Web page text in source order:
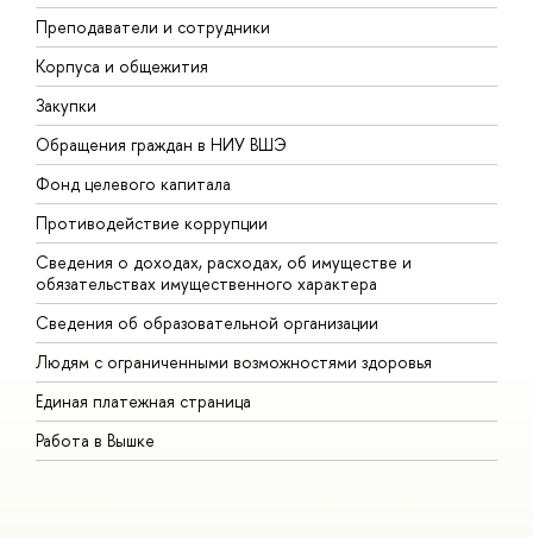
Преподаватели и сотрудники
Корпуса и общежития
Закупки
Обращения граждан в НИУ ВШЭ
Фонд целевого капитала
Противодействие коррупции
Сведения о доходах, расходах, об имуществе и
обязательствах имущественного характера
Сведения об образовательной организации
Людям с ограниченными возможностями здоровья
Единая платежная страница
Работа в Вышке